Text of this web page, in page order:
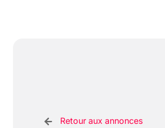
Retour aux annonces